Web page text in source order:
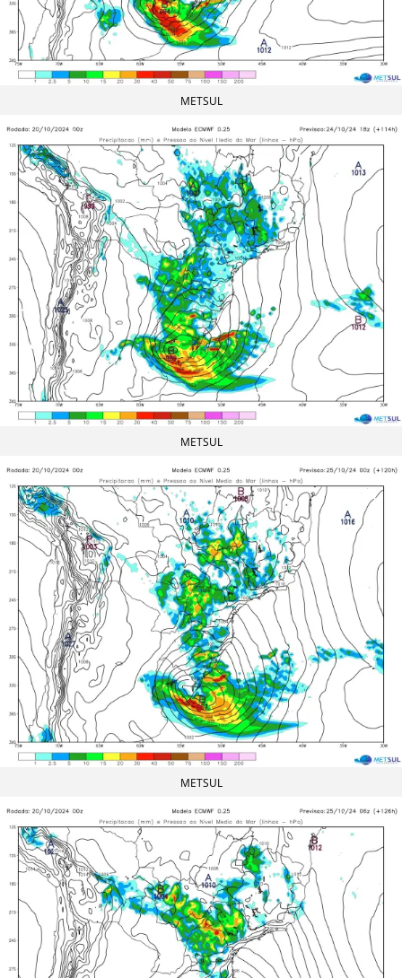
METSUL
METSUL
METSUL